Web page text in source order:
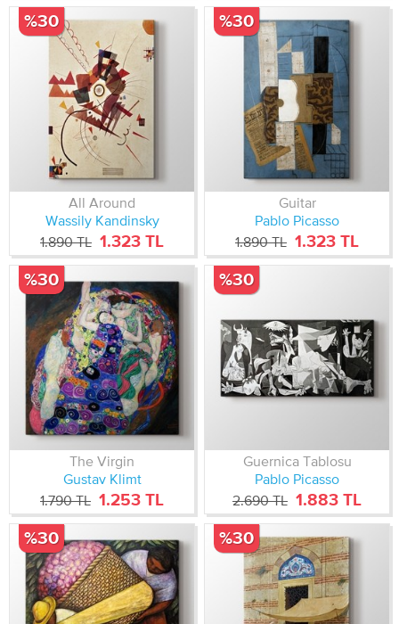
All Around
Wassily Kandinsky
1.890 TL 1.323 TL
%30
Guitar
Pablo Picasso
1.890 TL 1.323 TL
%30
The Virgin
Gustav Klimt
1.790 TL 1.253 TL
%30
Guernica Tablosu
Pablo Picasso
2.690 TL 1.883 TL
%30
%30 %30